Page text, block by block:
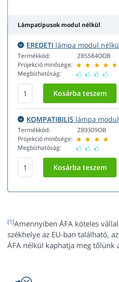
Lámpatípusok modul nélkül
EREDETI lámpa modul
Termékkód:
Projekció minősége:
Megbízhatóság:
Z85584OOB
KOMPATIBILIS lámpa
Termékkód:
Projekció minősége:
Megbízhatóság:
Z89309OB
[1]Amennyiben ÁFA köteles
székhelye az EU-ban található,
ÁFA nélkül kaphatja meg tőlünk